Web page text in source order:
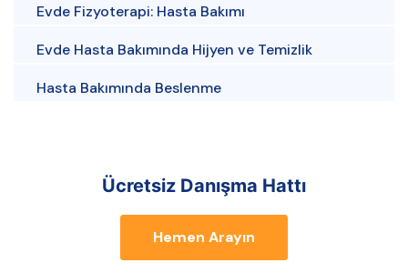
Evde Fizyoterapi: Hasta Bakımı
Evde Hasta Bakımında Hijyen ve Temizlik
Hasta Bakımında Beslenme
Ücretsiz Danışma Hattı
Hemen Arayın